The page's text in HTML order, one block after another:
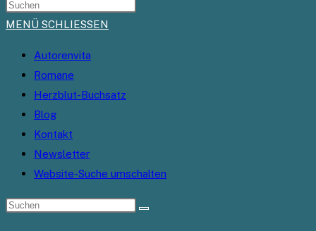
MENÜ SCHLIESSEN
Autorenvita
Romane
Herzblut-Buchsatz
Blog
Kontakt
Newsletter
Website-Suche umschalten